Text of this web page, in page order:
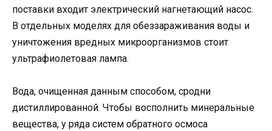
поставки входит электрический нагнетающий насос.
В отдельных моделях для обеззараживания воды и
уничтожения вредных микроорганизмов стоит
ультрафиолетовая лампа.
Вода, очищенная данным способом, сродни
дистиллированной. Чтобы восполнить минеральные
вещества, у ряда систем обратного осмоса